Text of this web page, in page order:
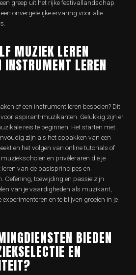
greep uit het rijke festivallandschap
onvergetelijke ervaring voor alle
MUZIEK LEREN
INSTRUMENT LEREN
of een instrument leren bespelen? Dit
voor aspirant-muzikanten. Gelukkig zijn er
reis te beginnen. Het starten met
zijn als het oppakken van een
en het volgen van online tutorials of
en privéleraren die je
leren van de basisprincipes en
Oefening, toewijding en passie zijn
van je vaardigheden als muzikant,
en te blijven groeien in je
BIEDEN
EN